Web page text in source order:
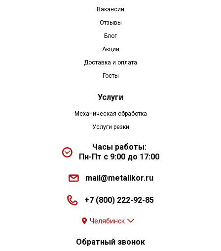
Вакансии
Отзывы
Блог
Акции
Доставка и оплата
Госты
Услуги
Механическая обработка
Услуги резки
Часы работы:
Пн-Пт с 9:00 до 17:00
mail@metallkor.ru
+7 (800) 222-92-85
Челябинск
Обратный звонок